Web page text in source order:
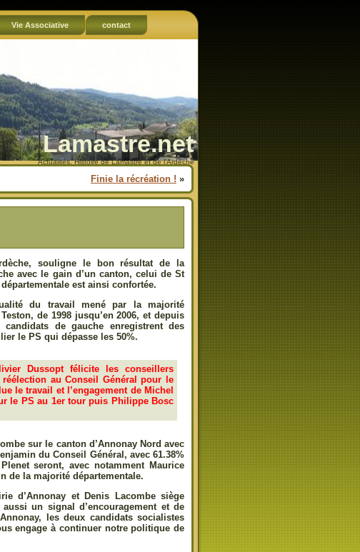
Vie Associative contact
Lamastre.net
Actualités, Histoire de Lamastre et de l'Ardèche
Finie la récréation ! »
souligne le bon résultat de la
avec le gain d’un canton, celui de St
est ainsi confortée.
du travail mené par la majorité
de 1998 jusqu’en 2006, et depuis
de gauche enregistrent des
le PS qui dépasse les 50%.
Dussopt félicite les conseillers
au Conseil Général pour le
le travail et l’engagement de Michel
le PS au 1er tour puis Philippe Bosc
sur le canton d’Annonay Nord avec
du Conseil Général, avec 61.38%
seront, avec notamment Maurice
de la majorité départementale.
d’Annonay et Denis Lacombe siège
un signal d’encouragement et de
les deux candidats socialistes
engage à continuer notre politique de